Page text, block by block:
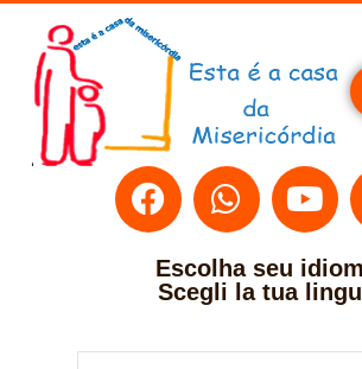
Escolha seu
Scegli la tua